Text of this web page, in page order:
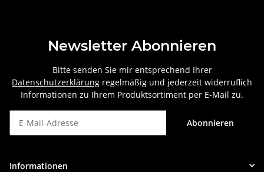
Newsletter Abonnieren
Bitte senden Sie mir entsprechend Ihrer
Datenschutzerklärung regelmäßig und jederzeit widerruflich
Informationen zu Ihrem Produktsortiment per E-Mail zu.
Abonnieren
Informationen